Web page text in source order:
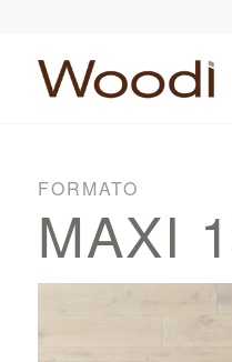
FORMATO
MAXI